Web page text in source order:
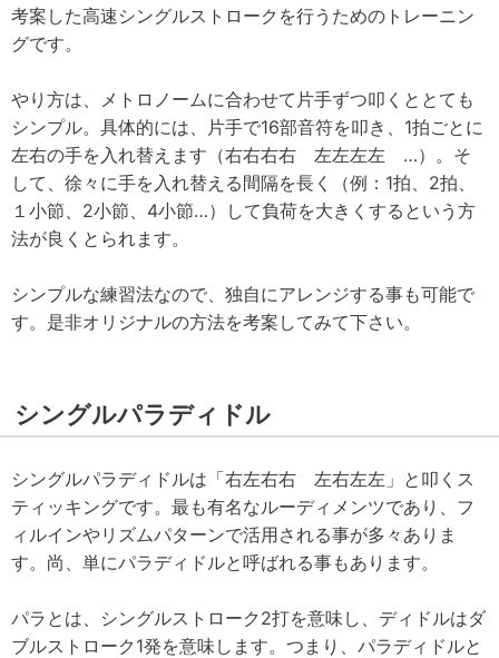
考案した高速シングルストロークを行うためのトレーニン
グです。
やり方は、メトロノームに合わせて片手ずつ叩くととても
シンプル。具体的には、片手で16部音符を叩き、1拍ごとに
左右の手を入れ替えます（右右右右 左左左左 …）。そ
して、徐々に手を入れ替える間隔を長く（例：1拍、2拍、
１小節、2小節、4小節…）して負荷を大きくするという方
法が良くとられます。
シンプルな練習法なので、独自にアレンジする事も可能で
す。是非オリジナルの方法を考案してみて下さい。
シングルパラディドル
シングルパラディドルは「右左右右 左右左左」と叩くス
ティッキングです。最も有名なルーディメンツであり、フ
ィルインやリズムパターンで活用される事が多々ありま
す。尚、単にパラディドルと呼ばれる事もあります。
パラとは、シングルストローク2打を意味し、ディドルはダ
ブルストローク1発を意味します。つまり、パラディドルと